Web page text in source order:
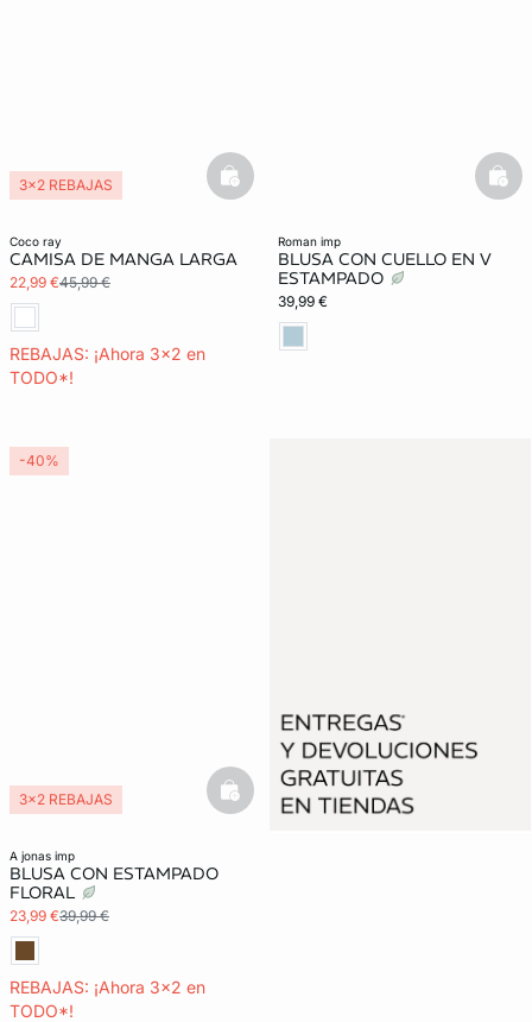
coco ray
CAMISA DE MANGA LARGA
22,99 €45,99 €
REBAJAS: ¡Ahora 3x2 en
TODO*!
3x2 REBAJAS basketfull
roman imp
BLUSA CON CUELLO EN V
ESTAMPADO
39,99 €
a jonas imp
BLUSA CON ESTAMPADO
FLORAL
23,99 €39,99 €
REBAJAS: ¡Ahora 3x2 en
TODO*!
3x2 REBAJAS basketfull
-40%